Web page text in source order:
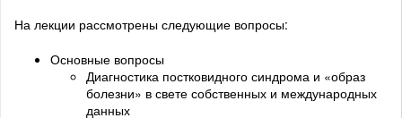
На лекции рассмотрены следующие вопросы:
Основные вопросы
Диагностика постковидного синдрома и «образ
болезни» в свете собственных и международных
данных